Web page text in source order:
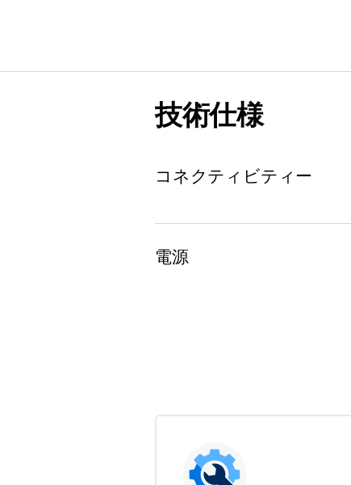
技術仕様
コネクティビティー
電源